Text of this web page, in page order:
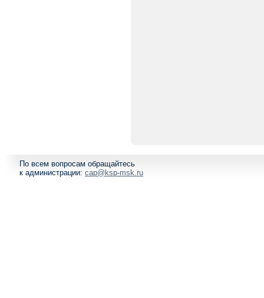
По всем вопросам обращайтесь
к администрации: cap@ksp-msk.ru